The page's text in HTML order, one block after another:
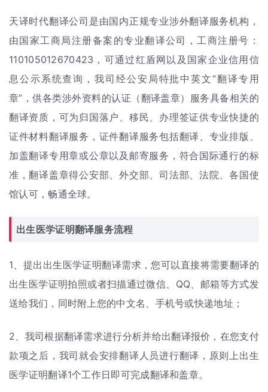
天译时代翻译公司是由国内正规专业涉外翻译服务机构，
由国家工商局注册备案的专业翻译公司，工商注册号：
110105012670423，可通过红盾网以及国家企业信用信
息公示系统查询，我司经公安局特批中英文“翻译专用
章”，供各类涉外资料的认证（翻译盖章）服务具备相关的
翻译资质，可为归国落户、移民、办理签证供专业快捷的
证件材料翻译服务， 证件翻译 服务包括翻译、专业排版、
加盖翻译专用章或公章以及邮寄服务，符合国际通行的标
准，翻译盖章得公安部、外交部、司法部、法院、各国使
馆认可，畅通全球。
出生医学证明翻译服务流程
1、提出出生医学证明翻译需求，您可以直接将需要翻译的
出生医学证明拍照或者扫描通过微信、QQ、邮箱等方式发
送给我们，同时附上您的中文名、手机号或快递地址；
2、我司根据翻译需求进行分析并给出翻译报价 ，在您支付
款项之后，我司就会安排翻译人员进行翻译，原则上出生
医学证明翻译1个工作日即可完成翻译和盖章。